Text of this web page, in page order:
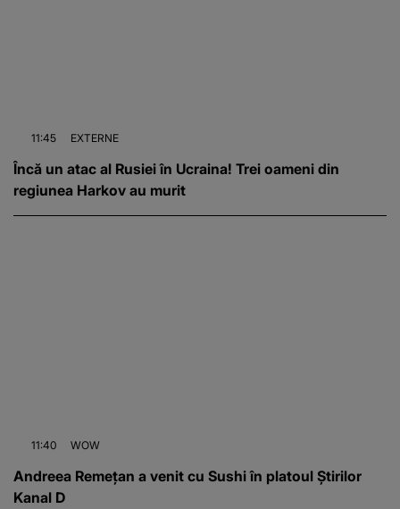
11:45 EXTERNE
Încă un atac al Rusiei în Ucraina! Trei oameni din
regiunea Harkov au murit
11:40 WOW
Andreea Remețan a venit cu Sushi în platoul Știrilor
Kanal D